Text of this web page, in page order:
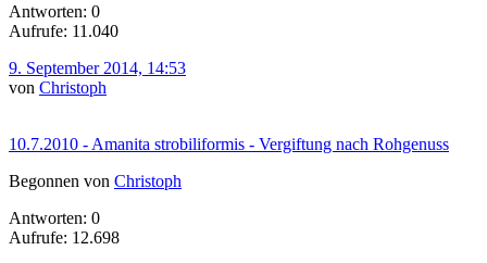
Antworten: 0
Aufrufe: 11.040
9. September 2014, 14:53
von Christoph
10.7.2010 - Amanita strobiliformis - Vergiftung nach Rohgenuss
Begonnen von Christoph
Antworten: 0
Aufrufe: 12.698